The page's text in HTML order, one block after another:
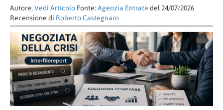
Autore: Vedi Articolo Fonte: Agenzia Entrate del 24/07/2026
Recensione di Roberto Castegnaro